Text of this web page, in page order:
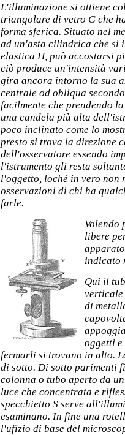
L'illuminazione si ottiene
triangolare di vetro G che
forma sferica. Situato nel
ad un'asta cilindrica che si
elastica H, può accostarsi
ciò produce un'intensità
gira ancora intorno la sua
centrale od obliqua
facilmente che prendendo
una candela più alta
poco inclinato come lo
presto si trova la direzione
dell'osservatore essendo
l'istrumento gli resta
l'oggetto, loché in vero non
osservazioni di chi ha
farle.
Volendo
libere
indicato
Qui il
verticale
di
oggetti e
fermarli si trovano in alto.
di sotto. Di sotto parimenti
colonna o tubo aperto da
luce che concentrata e
specchietto S serve
esaminano. In fine una
l'ufizio di base del